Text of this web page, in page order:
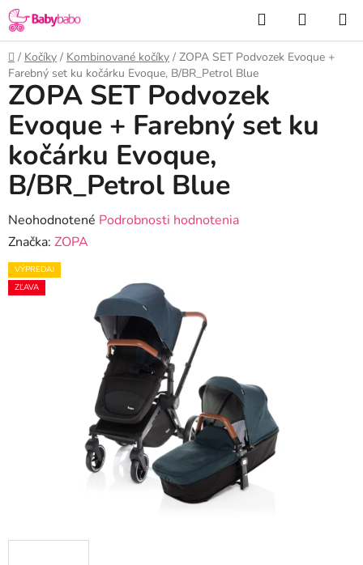
Prejsť
na
obsah
Hľadať
KOŠÍK
Domov
/ Kočíky / Kombinované kočíky / ZOPA SET Podvozek Evoque +
Farebný set ku kočárku Evoque, B/BR_Petrol Blue
ZOPA SET Podvozek
Evoque + Farebný set ku
kočárku Evoque,
B/BR_Petrol Blue
Priemerné
hodnotenie
produktu
je
Neohodnotené Podrobnosti hodnotenia
Značka: ZOPA
VÝPREDAJ
ZĽAVA